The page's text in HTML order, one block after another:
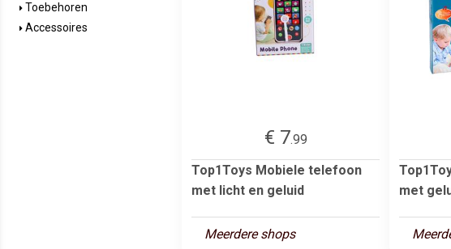
Toebehoren
Accessoires
€ 7.99
Top1Toys Mobiele telefoon
met licht en geluid
Meerdere shops
met